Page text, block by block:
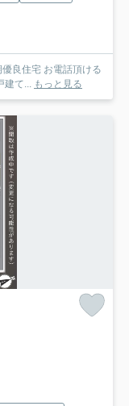
良住宅 お電話頂ける
て...
もっと見る